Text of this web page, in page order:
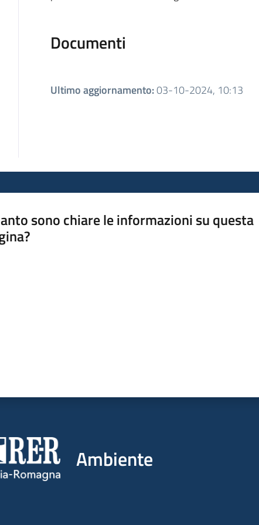
Documenti
Ultimo aggiornamento:03-10-2024, 10:13
sono chiare le informazioni su questa
Ambiente